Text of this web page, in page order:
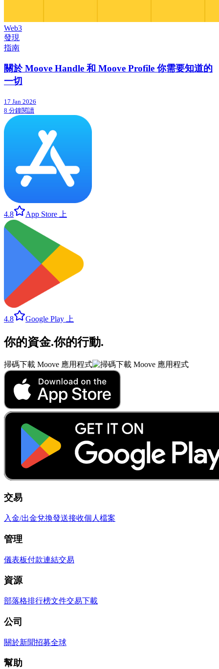
Web3
發現
指南
關於 Moove Handle 和 Moove Profile 你需要知道的
一切
17 Jan 2026
8 分鐘閱讀
4.8 App Store 上
4.8 Google Play 上
你的資金.你的行動.
掃碼下載 Moove 應用程式
交易
入金/出金兌換發送接收個人檔案
管理
儀表板付款連結交易
資源
部落格排行榜文件交易下載
公司
關於新聞招募全球
幫助